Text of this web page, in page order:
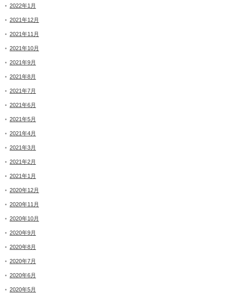
2022年1月
2021年12月
2021年11月
2021年10月
2021年9月
2021年8月
2021年7月
2021年6月
2021年5月
2021年4月
2021年3月
2021年2月
2021年1月
2020年12月
2020年11月
2020年10月
2020年9月
2020年8月
2020年7月
2020年6月
2020年5月